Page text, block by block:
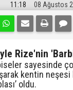
11:18 08 Ağustos
Rize'nin
sayesinde
kentin
oldu.